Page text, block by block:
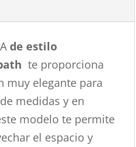
de estilo
te proporciona
muy elegante para
medidas y en
modelo te permite
el espacio y